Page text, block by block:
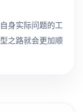
身实际问题的工
之路就会更加顺